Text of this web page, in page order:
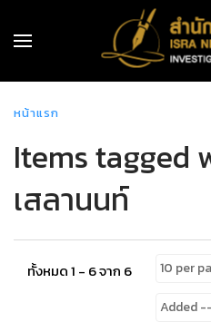
หน้าแรก
Items tagged
เสลานนท์
ทั้งหมด 1 - 6 จาก 6